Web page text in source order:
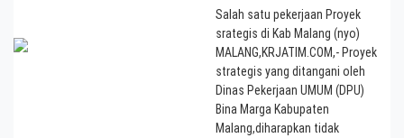
Salah satu pekerjaan Proyek
srategis di Kab Malang (nyo)
MALANG,KRJATIM.COM,- Proyek
strategis yang ditangani oleh
Dinas Pekerjaan UMUM (DPU)
Bina Marga Kabupaten
Malang,diharapkan tidak